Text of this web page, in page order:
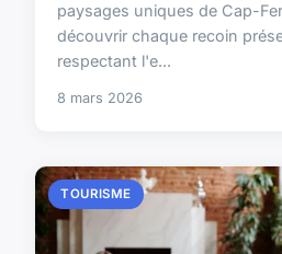
paysages uniques de Cap-
découvrir chaque recoin
respectant l'e...
8 mars 2026
TOURISME